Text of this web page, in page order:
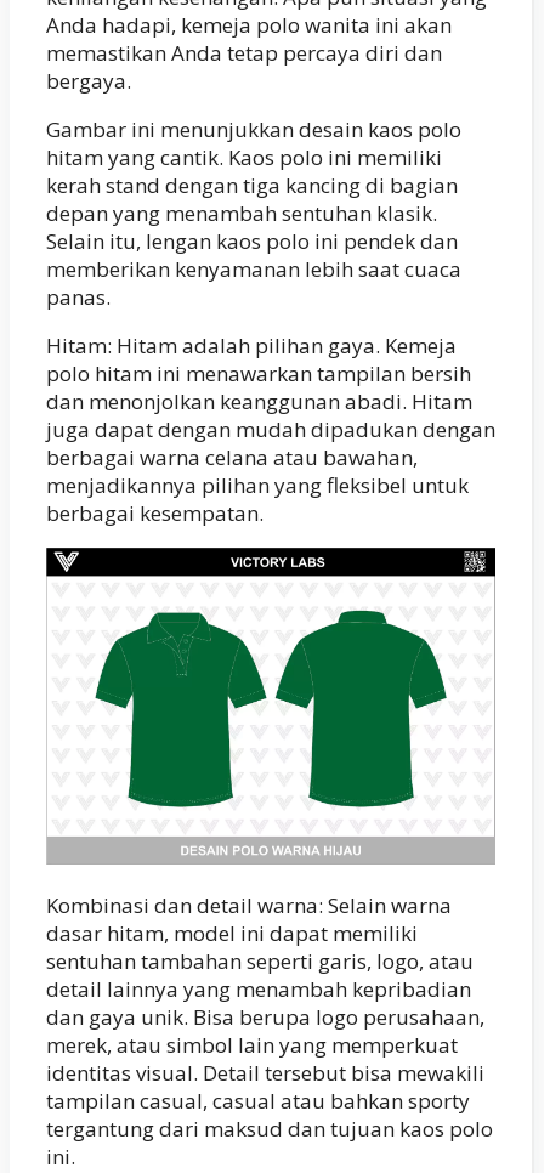
Anda hadapi, kemeja polo wanita ini akan
memastikan Anda tetap percaya diri dan
bergaya.
Gambar ini menunjukkan desain kaos polo
hitam yang cantik. Kaos polo ini memiliki
kerah stand dengan tiga kancing di bagian
depan yang menambah sentuhan klasik.
Selain itu, lengan kaos polo ini pendek dan
memberikan kenyamanan lebih saat cuaca
panas.
Hitam: Hitam adalah pilihan gaya. Kemeja
polo hitam ini menawarkan tampilan bersih
dan menonjolkan keanggunan abadi. Hitam
juga dapat dengan mudah dipadukan dengan
berbagai warna celana atau bawahan,
menjadikannya pilihan yang fleksibel untuk
berbagai kesempatan.
Kombinasi dan detail warna: Selain warna
dasar hitam, model ini dapat memiliki
sentuhan tambahan seperti garis, logo, atau
detail lainnya yang menambah kepribadian
dan gaya unik. Bisa berupa logo perusahaan,
merek, atau simbol lain yang memperkuat
identitas visual. Detail tersebut bisa mewakili
tampilan casual, casual atau bahkan sporty
tergantung dari maksud dan tujuan kaos polo
ini.